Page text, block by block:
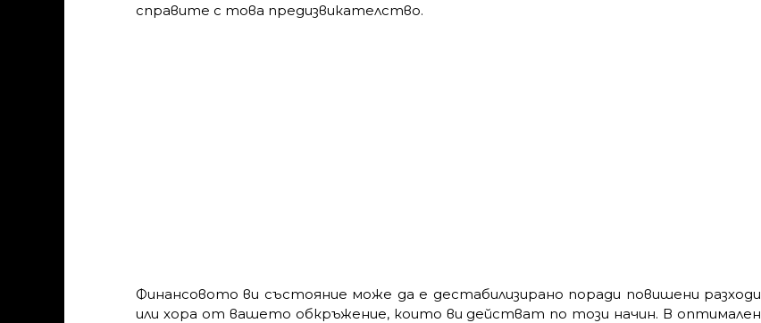
справите с това предизвикателство.
Финансовото ви състояние може да е дестабилизирано поради повишени разходи
или хора от вашето обкръжение, които ви действат по този начин. В оптимален